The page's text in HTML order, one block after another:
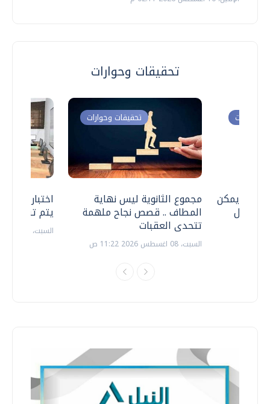
تحقيقات وحوارات
اختبارات
يتم
السبت، 18 يوليو 2026 09:22 ص
تحقيقات وحوارات
مجموع الثانوية ليس نهاية
المطاف .. قصص نجاح ملهمة
تتحدى العقبات
السبت، 08 اغسطس 2026 11:22 ص
وحوارات
.. هل يمكن
نتعامل